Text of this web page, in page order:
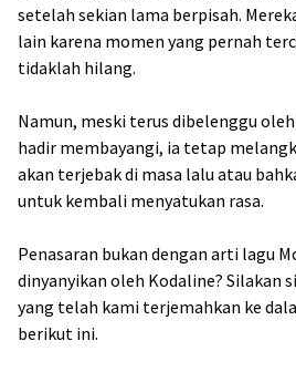
setelah sekian lama berpisah.
lain karena momen yang pernah
tidaklah hilang.
Namun, meski terus dibelenggu
hadir membayangi, ia tetap
akan terjebak di masa lalu atau
untuk kembali menyatukan rasa.
Penasaran bukan dengan arti lagu
dinyanyikan oleh Kodaline? Silakan
yang telah kami terjemahkan ke
berikut ini.